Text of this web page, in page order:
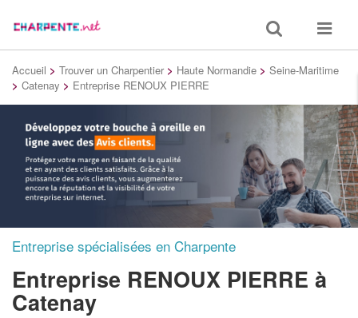
Toggle
search
Toggle
Accueil > Trouver un Charpentier > Haute Normandie > Seine-Maritime
> Catenay > Entreprise RENOUX PIERRE
Entreprise spécialisées en Charpente
Entreprise RENOUX PIERRE à
Catenay